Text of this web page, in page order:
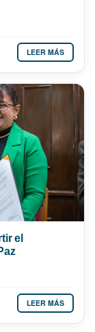
LEER MÁS
el
LEER MÁS